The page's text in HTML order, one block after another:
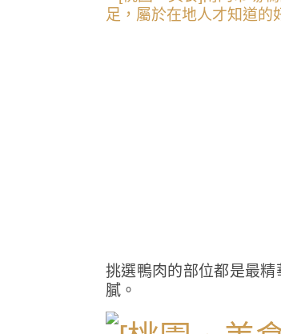
挑選鴨肉的部位都是最
膩。